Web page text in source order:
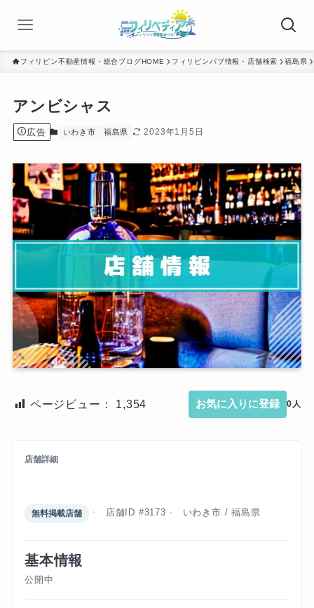
フィリピン不動産情報・総合ブログHOME フィリピンパブ情報・店舗検索 福島県
アンビシャス
広告 いわき市 福島県 2023年1月5日
ページビュー： 1,354 お気に入りに登録 0人
店舗詳細
無料掲載店舗 店舗ID #3173 いわき市 / 福島県
基本情報
公開中